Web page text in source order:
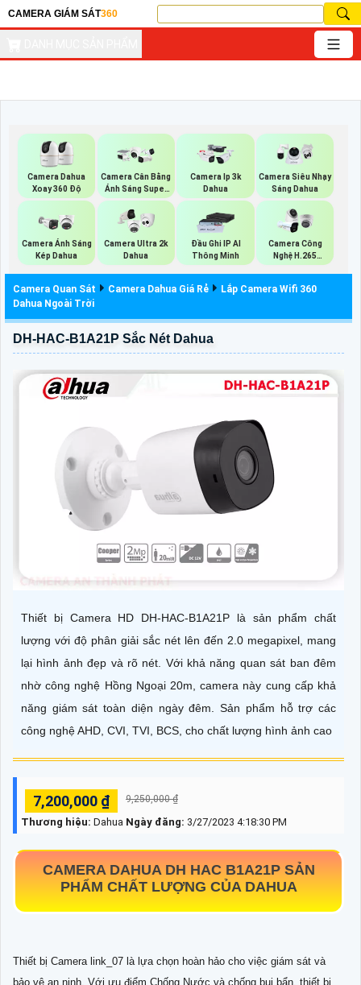
CAMERA GIÁM SÁT360
Camera Dahua
Xoay 360 Độ
Camera Cân Bằng
Ánh Sáng Super
Adapt
Camera Ip 3k
Dahua
Camera Siêu Nhạy
Sáng Dahua
Camera Ánh Sáng
Kép Dahua
Camera Ultra 2k
Dahua
Đầu Ghi IP AI
Thông Minh
Camera Công
Nghệ H.265
Hikvision
Camera Quan Sát Camera Dahua Giá Rẻ
Lắp Camera Wifi 360
Dahua Ngoài Trời
DH-HAC-B1A21P Sắc Nét Dahua
Thiết bị Camera HD DH-HAC-B1A21P là sản phẩm chất
lượng với độ phân giải sắc nét lên đến 2.0 megapixel, mang
lại hình ảnh đẹp và rõ nét. Với khả năng quan sát ban đêm
nhờ công nghệ Hồng Ngoại 20m, camera này cung cấp khả
năng giám sát toàn diện ngày đêm. Sản phẩm hỗ trợ các
công nghệ AHD, CVI, TVI, BCS, cho chất lượng hình ảnh cao
7,200,000 ₫ 9,250,000 ₫
Thương hiệu: Dahua Ngày đăng: 3/27/2023 4:18:30 PM
CAMERA DAHUA DH HAC B1A21P SẢN
PHẨM CHẤT LƯỢNG CỦA DAHUA
Thiết bị Camera link_07 là lựa chọn hoàn hảo cho việc giám sát và
bảo vệ an ninh. Với ưu điểm Chống Nước và chống bụi bẩn, thiết bị